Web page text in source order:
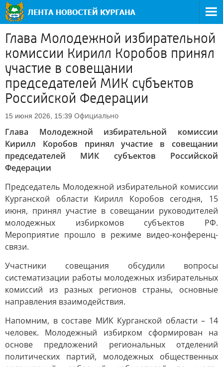
Глава Молодежной избирательной
комиссии Кирилл Коробов принял
участие в совещании
председателей МИК субъектов
Российской Федерации
15 июня 2026, 15:39 Официально
Глава Молодежной избирательной комиссии
Кирилл Коробов принял участие в совещании
председателей МИК субъектов Российской
Федерации
Председатель Молодежной избирательной комиссии
Курганской области Кирилл Коробов сегодня, 15
июня, принял участие в совещании руководителей
молодежных избиркомов субъектов РФ.
Мероприятие прошло в режиме видео-конференц-
связи.
Участники совещания обсудили вопросы
систематизации работы молодежных избирательных
комиссий из разных регионов страны, основные
направления взаимодействия.
Напомним, в составе МИК Курганской области – 14
человек. Молодежный избирком сформирован на
основе предложений региональных отделений
политических партий, молодежных общественных